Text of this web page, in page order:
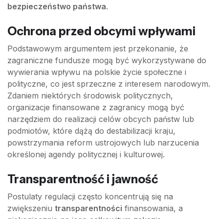
bezpieczeństwo państwa.
Ochrona przed obcymi wpływami
Podstawowym argumentem jest przekonanie, że
zagraniczne fundusze mogą być wykorzystywane do
wywierania wpływu na polskie życie społeczne i
polityczne, co jest sprzeczne z interesem narodowym.
Zdaniem niektórych środowisk politycznych,
organizacje finansowane z zagranicy mogą być
narzędziem do realizacji celów obcych państw lub
podmiotów, które dążą do destabilizacji kraju,
powstrzymania reform ustrojowych lub narzucenia
określonej agendy politycznej i kulturowej.
Transparentność i jawność
Postulaty regulacji często koncentrują się na
zwiększeniu transparentności finansowania, a